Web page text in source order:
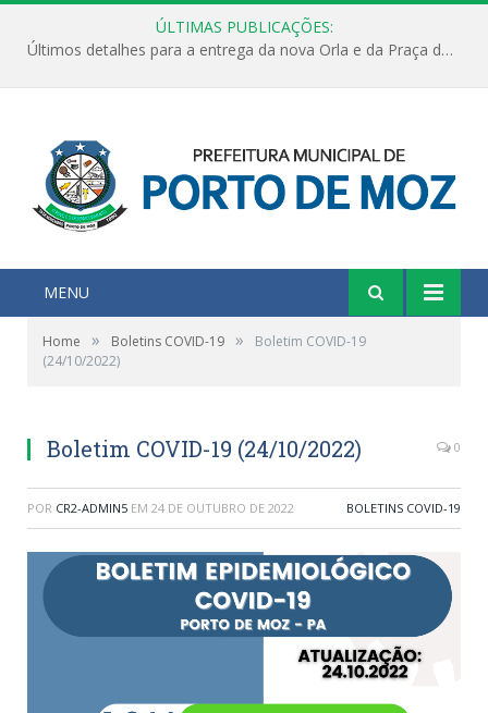
ÚLTIMAS PUBLICAÇÕES:
Últimos detalhes para a entrega da nova Orla e da Praça do Praião
MENU
Home » Boletins COVID-19 »
Boletim COVID-19
(24/10/2022)
Boletim COVID-19 (24/10/2022) 0
POR CR2-ADMIN5 EM 24 DE OUTUBRO DE 2022 BOLETINS COVID-19